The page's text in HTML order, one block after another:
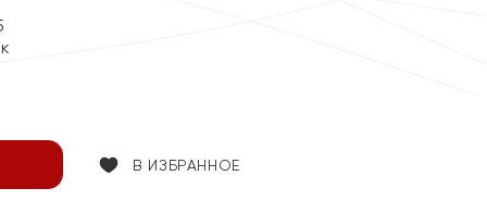
В ИЗБРАННОЕ